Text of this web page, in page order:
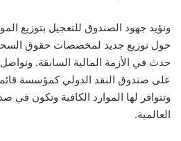
ونؤيد جهود الصندوق للتعجيل بتوزيع
حول توزيع جديد لمخصصات حقوق
حدث في الأزمة المالية السابقة.
على صندوق النقد الدولي كمؤسسة
وتتوافر لها الموارد الكافية وتكون في
العالمية.